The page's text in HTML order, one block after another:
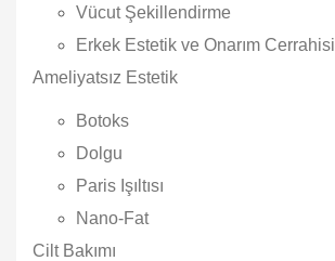
Vücut Şekillendirme
Erkek Estetik ve Onarım Cerrahisi
Ameliyatsız Estetik
Botoks
Dolgu
Paris Işıltısı
Nano-Fat
Cilt Bakımı